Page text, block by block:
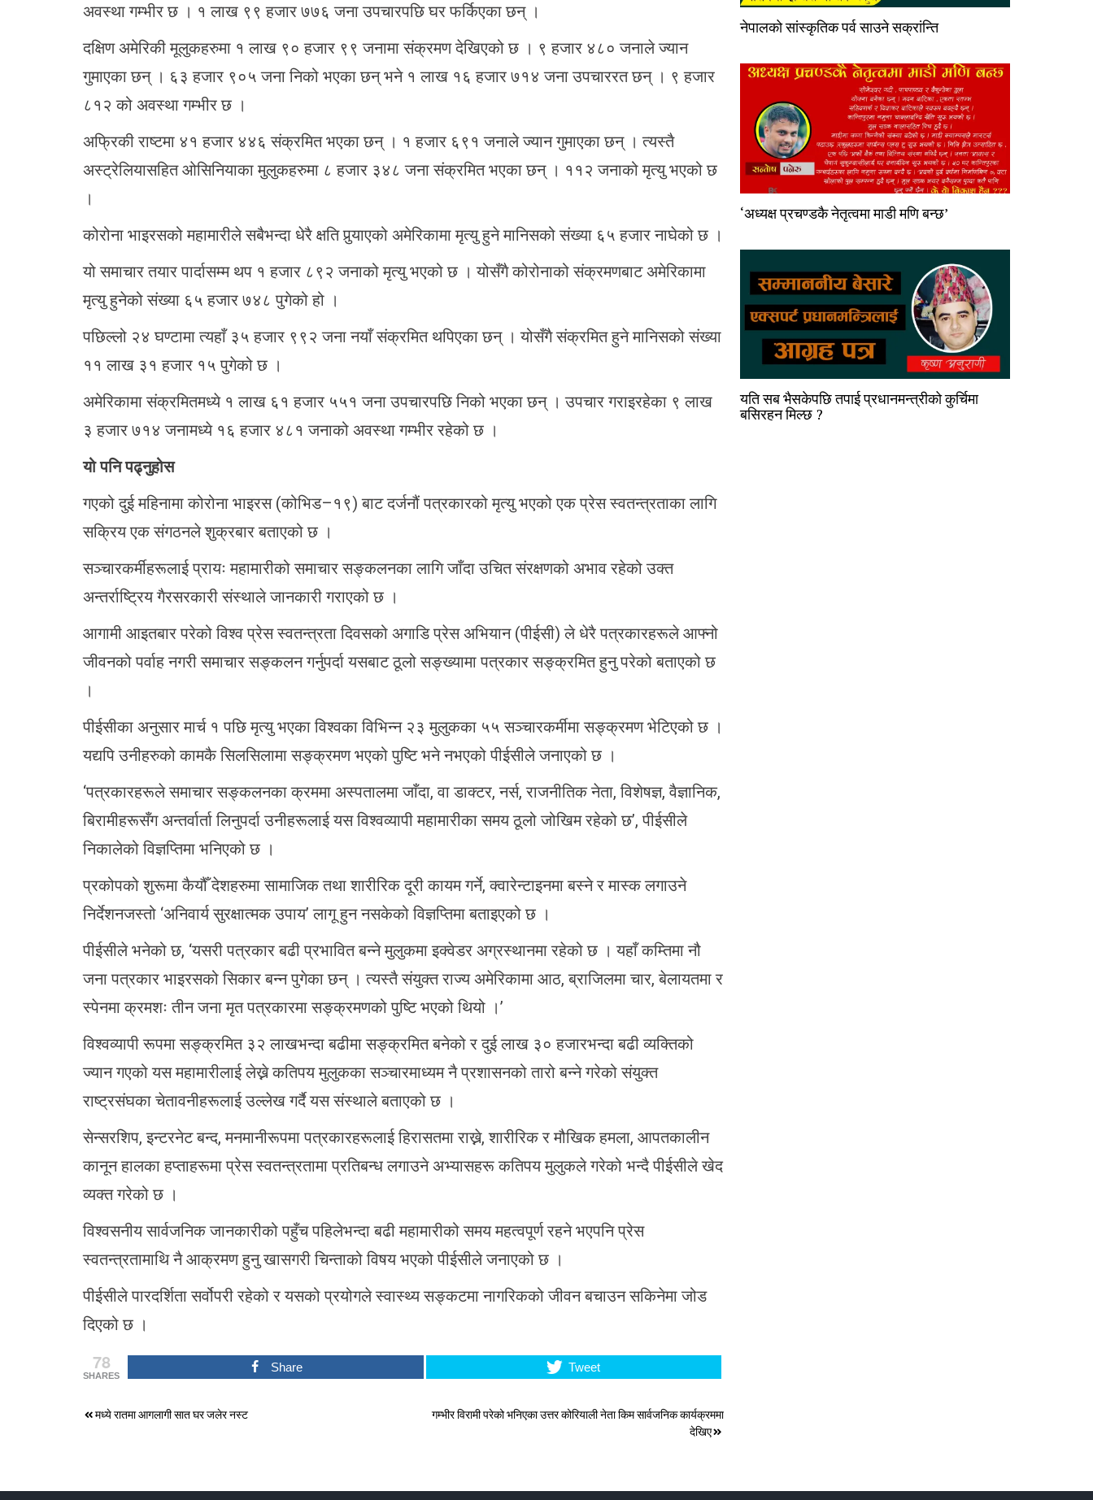
अवस्था गम्भीर छ । १ लाख ९९ हजार ७७६ जना उपचारपछि घर फर्किएका छन् ।
दक्षिण अमेरिकी मूलुकहरुमा १ लाख ९० हजार ९९ जनामा संक्रमण देखिएको छ । ९ हजार ४८० जनाले ज्यान
गुमाएका छन् । ६३ हजार ९०५ जना निको भएका छन् भने १ लाख १६ हजार ७१४ जना उपचाररत छन् । ९ हजार
८१२ को अवस्था गम्भीर छ ।
अफ्रिकी राष्टमा ४१ हजार ४४६ संक्रमित भएका छन् । १ हजार ६९१ जनाले ज्यान गुमाएका छन् । त्यस्तै
अस्ट्रेलियासहित ओसिनियाका मुलुकहरुमा ८ हजार ३४८ जना संक्रमित भएका छन् । ११२ जनाको मृत्यु भएको छ
।
कोरोना भाइरसको महामारीले सबैभन्दा धेरै क्षति पुर्‍याएको अमेरिकामा मृत्यु हुने मानिसको संख्या ६५ हजार नाघेको छ ।
यो समाचार तयार पार्दासम्म थप १ हजार ८९२ जनाको मृत्यु भएको छ । योसँगै कोरोनाको संक्रमणबाट अमेरिकामा
मृत्यु हुनेको संख्या ६५ हजार ७४८ पुगेको हो ।
पछिल्लो २४ घण्टामा त्यहाँ ३५ हजार ९९२ जना नयाँ संक्रमित थपिएका छन् । योसँगै संक्रमित हुने मानिसको संख्या
११ लाख ३१ हजार १५ पुगेको छ ।
अमेरिकामा संक्रमितमध्ये १ लाख ६१ हजार ५५१ जना उपचारपछि निको भएका छन् । उपचार गराइरहेका ९ लाख
३ हजार ७१४ जनामध्ये १६ हजार ४८१ जनाको अवस्था गम्भीर रहेको छ ।
यो पनि पढ्नुहोस
गएको दुई महिनामा कोरोना भाइरस (कोभिड–१९) बाट दर्जनौं पत्रकारको मृत्यु भएको एक प्रेस स्वतन्त्रताका लागि
सक्रिय एक संगठनले शुक्रबार बताएको छ ।
सञ्चारकर्मीहरूलाई प्रायः महामारीको समाचार सङ्कलनका लागि जाँदा उचित संरक्षणको अभाव रहेको उक्त
अन्तर्राष्ट्रिय गैरसरकारी संस्थाले जानकारी गराएको छ ।
आगामी आइतबार परेको विश्व प्रेस स्वतन्त्रता दिवसको अगाडि प्रेस अभियान (पीईसी) ले धेरै पत्रकारहरूले आफ्नो
जीवनको पर्वाह नगरी समाचार सङ्कलन गर्नुपर्दा यसबाट ठूलो सङ्ख्यामा पत्रकार सङ्क्रमित हुनु परेको बताएको छ
।
पीईसीका अनुसार मार्च १ पछि मृत्यु भएका विश्वका विभिन्न २३ मुलुकका ५५ सञ्चारकर्मीमा सङ्क्रमण भेटिएको छ ।
यद्यपि उनीहरुको कामकै सिलसिलामा सङ्क्रमण भएको पुष्टि भने नभएको पीईसीले जनाएको छ ।
‘पत्रकारहरूले समाचार सङ्कलनका क्रममा अस्पतालमा जाँदा, वा डाक्टर, नर्स, राजनीतिक नेता, विशेषज्ञ, वैज्ञानिक,
बिरामीहरूसँग अन्तर्वार्ता लिनुपर्दा उनीहरूलाई यस विश्वव्यापी महामारीका समय ठूलो जोखिम रहेको छ’, पीईसीले
निकालेको विज्ञप्तिमा भनिएको छ ।
प्रकोपको शुरूमा कैयौँ देशहरुमा सामाजिक तथा शारीरिक दूरी कायम गर्ने, क्वारेन्टाइनमा बस्ने र मास्क लगाउने
निर्देशनजस्तो ‘अनिवार्य सुरक्षात्मक उपाय’ लागू हुन नसकेको विज्ञप्तिमा बताइएको छ ।
पीईसीले भनेको छ, ‘यसरी पत्रकार बढी प्रभावित बन्ने मुलुकमा इक्वेडर अग्रस्थानमा रहेको छ । यहाँ कम्तिमा नौ
जना पत्रकार भाइरसको सिकार बन्न पुगेका छन् । त्यस्तै संयुक्त राज्य अमेरिकामा आठ, ब्राजिलमा चार, बेलायतमा र
स्पेनमा क्रमशः तीन जना मृत पत्रकारमा सङ्क्रमणको पुष्टि भएको थियो ।’
विश्वव्यापी रूपमा सङ्क्रमित ३२ लाखभन्दा बढीमा सङ्क्रमित बनेको र दुई लाख ३० हजारभन्दा बढी व्यक्तिको
ज्यान गएको यस महामारीलाई लेख्ने कतिपय मुलुकका सञ्चारमाध्यम नै प्रशासनको तारो बन्ने गरेको संयुक्त
राष्ट्रसंघका चेतावनीहरूलाई उल्लेख गर्दै यस संस्थाले बताएको छ ।
सेन्सरशिप, इन्टरनेट बन्द, मनमानीरूपमा पत्रकारहरूलाई हिरासतमा राख्ने, शारीरिक र मौखिक हमला, आपतकालीन
कानून हालका हप्ताहरूमा प्रेस स्वतन्त्रतामा प्रतिबन्ध लगाउने अभ्यासहरू कतिपय मुलुकले गरेको भन्दै पीईसीले खेद
व्यक्त गरेको छ ।
विश्वसनीय सार्वजनिक जानकारीको पहुँच पहिलेभन्दा बढी महामारीको समय महत्वपूर्ण रहने भएपनि प्रेस
स्वतन्त्रतामाथि नै आक्रमण हुनु खासगरी चिन्ताको विषय भएको पीईसीले जनाएको छ ।
पीईसीले पारदर्शिता सर्वोपरी रहेको र यसको प्रयोगले स्वास्थ्य सङ्कटमा नागरिकको जीवन बचाउन सकिनेमा जोड
दिएको छ ।
78
SHARES
Share Tweet
Post
मध्ये रातमा आगलागी सात घर जलेर नस्ट
गम्भीर विरामी परेको भनिएका उत्तर कोरियाली नेता किम सार्वजनिक कार्यक्रममा
देखिए
नेपालको सांस्कृतिक पर्व साउने सक्रांन्ति
‘अध्यक्ष प्रचण्डकै नेतृत्वमा माडी मणि बन्छ’
यति सब भैसकेपछि तपाई प्रधानमन्त्रीको कुर्चिमा
बसिरहन मिल्छ ?